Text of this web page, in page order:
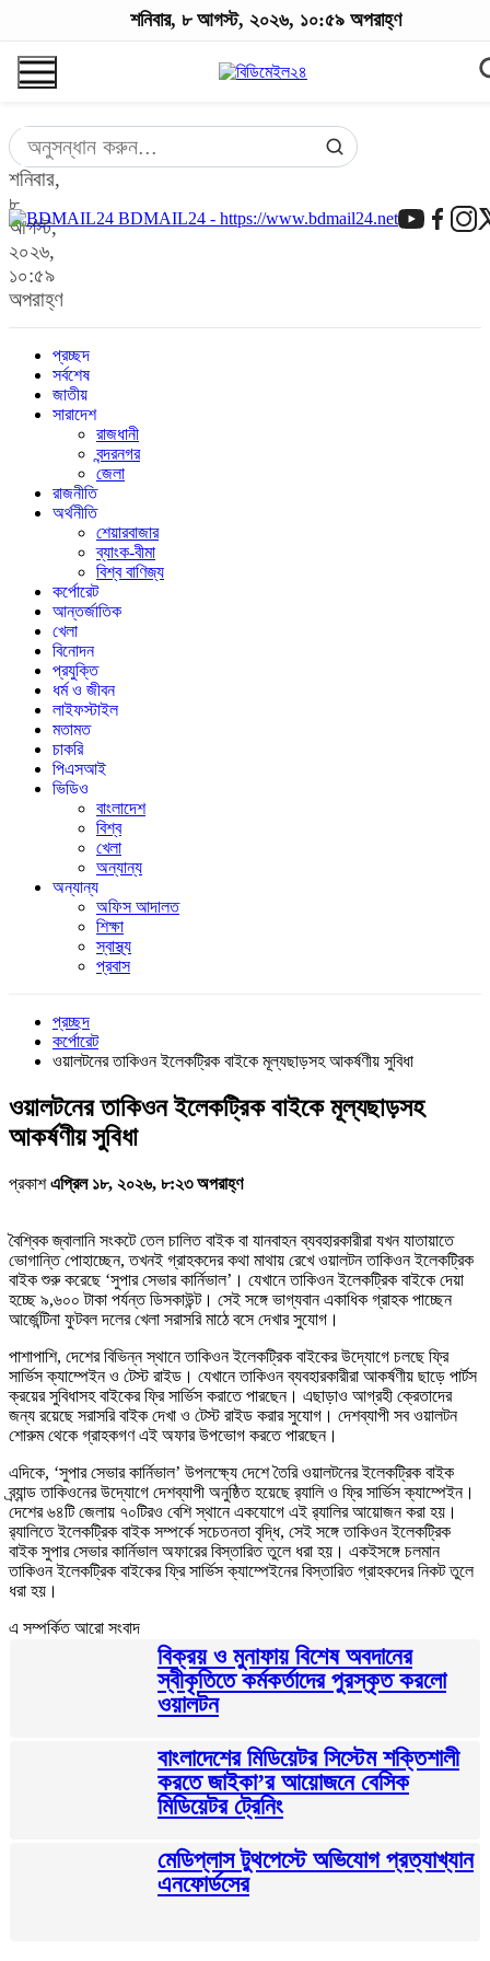
শনিবার,
৮
আগস্ট,
২০২৬,
১০:৫৯
অপরাহ্ণ
BDMAIL24 - https://www.bdmail24.net
প্রচ্ছদ
সর্বশেষ
জাতীয়
সারাদেশ
রাজধানী
বন্দরনগর
জেলা
রাজনীতি
অর্থনীতি
শেয়ারবাজার
ব্যাংক-বীমা
বিশ্ব বাণিজ্য
কর্পোরেট
আন্তর্জাতিক
খেলা
বিনোদন
প্রযুক্তি
ধর্ম ও জীবন
লাইফস্টাইল
মতামত
চাকরি
পিএসআই
ভিডিও
বাংলাদেশ
বিশ্ব
খেলা
অন্যান্য
অন্যান্য
অফিস আদালত
শিক্ষা
স্বাস্থ্য
প্রবাস
শনিবার, ৮ আগস্ট, ২০২৬, ১০:৫৯ অপরাহ্ণ
প্রচ্ছদ
কর্পোরেট
ওয়ালটনের তাকিওন ইলেকট্রিক বাইকে মূল্যছাড়সহ আকর্ষণীয় সুবিধা
ওয়ালটনের তাকিওন ইলেকট্রিক বাইকে মূল্যছাড়সহ
আকর্ষণীয় সুবিধা
প্রকাশএপ্রিল ১৮, ২০২৬, ৮:২৩ অপরাহ্ণ
বৈশ্বিক জ্বালানি সংকটে তেল চালিত বাইক বা যানবাহন ব্যবহারকারীরা যখন যাতায়াতে
ভোগান্তি পোহাচ্ছেন, তখনই গ্রাহকদের কথা মাথায় রেখে ওয়ালটন তাকিওন ইলেকট্রিক
বাইক শুরু করেছে ‘সুপার সেভার কার্নিভাল’। যেখানে তাকিওন ইলেকট্রিক বাইকে দেয়া
হচ্ছে ৯,৬০০ টাকা পর্যন্ত ডিসকাউন্ট। সেই সঙ্গে ভাগ্যবান একাধিক গ্রাহক পাচ্ছেন
আর্জেন্টিনা ফুটবল দলের খেলা সরাসরি মাঠে বসে দেখার সুযোগ।
পাশাপাশি, দেশের বিভিন্ন স্থানে তাকিওন ইলেকট্রিক বাইকের উদ্যোগে চলছে ফ্রি
সার্ভিস ক্যাম্পেইন ও টেস্ট রাইড। যেখানে তাকিওন ব্যবহারকারীরা আকর্ষণীয় ছাড়ে পার্টস
ক্রয়ের সুবিধাসহ বাইকের ফ্রি সার্ভিস করাতে পারছেন। এছাড়াও আগ্রহী ক্রেতাদের
জন্য রয়েছে সরাসরি বাইক দেখা ও টেস্ট রাইড করার সুযোগ। দেশব্যাপী সব ওয়ালটন
শোরুম থেকে গ্রাহকগণ এই অফার উপভোগ করতে পারছেন।
এদিকে, ‘সুপার সেভার কার্নিভাল’ উপলক্ষ্যে দেশে তৈরি ওয়ালটনের ইলেকট্রিক বাইক
ব্র্যান্ড তাকিওনের উদ্যোগে দেশব্যাপী অনুষ্ঠিত হয়েছে র‍্যালি ও ফ্রি সার্ভিস ক্যাম্পেইন।
দেশের ৬৪টি জেলায় ৭০টিরও বেশি স্থানে একযোগে এই র‍্যালির আয়োজন করা হয়।
র‌্যালিতে ইলেকট্রিক বাইক সম্পর্কে সচেতনতা বৃদ্ধি, সেই সঙ্গে তাকিওন ইলেকট্রিক
বাইক সুপার সেভার কার্নিভাল অফারের বিস্তারিত তুলে ধরা হয়। একইসঙ্গে চলমান
তাকিওন ইলেকট্রিক বাইকের ফ্রি সার্ভিস ক্যাম্পেইনের বিস্তারিত গ্রাহকদের নিকট তুলে
ধরা হয়।
এ সম্পর্কিত আরো সংবাদ
বিক্রয় ও মুনাফায় বিশেষ অবদানের
স্বীকৃতিতে কর্মকর্তাদের পুরস্কৃত করলো
ওয়ালটন
বাংলাদেশের মিডিয়েটর সিস্টেম শক্তিশালী
করতে জাইকা’র আয়োজনে বেসিক
মিডিয়েটর ট্রেনিং
মেডিপ্লাস টুথপেস্টে অভিযোগ প্রত্যাখ্যান
এনফোর্ডসের